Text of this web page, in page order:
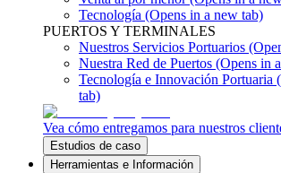
Tecnología (Opens in a new tab)
PUERTOS Y TERMINALES
Nuestros Servicios Portuarios
Nuestra Red de Puertos (Opens in
Tecnología e Innovación Portuaria
tab)
Vea cómo entregamos para nuestros
Estudios de caso
Herramientas e Información